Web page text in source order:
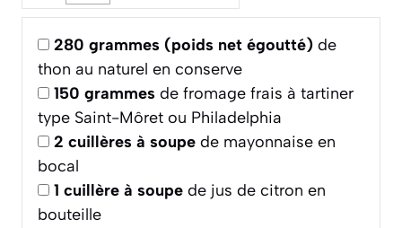
280 grammes (poids net égoutté) de
thon au naturel en conserve
150 grammes de fromage frais à tartiner
type Saint-Môret ou Philadelphia
2 cuillères à soupe de mayonnaise en
bocal
1 cuillère à soupe de jus de citron en
bouteille